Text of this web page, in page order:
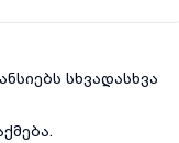
სხვადასხვა